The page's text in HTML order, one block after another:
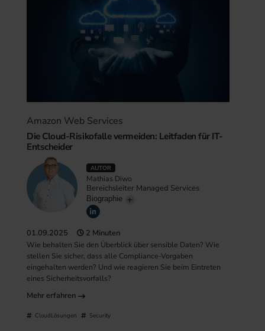
Amazon Web Services
Die Cloud-Risikofalle vermeiden: Leitfaden für IT-
Entscheider
AUTOR
Mathias Diwo
Bereichsleiter Managed Services
Biographie
01.09.2025 2 Minuten
Wie behalten Sie den Überblick über sensible Daten? Wie
stellen Sie sicher, dass alle Compliance-Vorgaben
eingehalten werden? Und wie reagieren Sie beim Eintreten
eines Sicherheitsvorfalls?
Mehr erfahren
CloudLösungen Security